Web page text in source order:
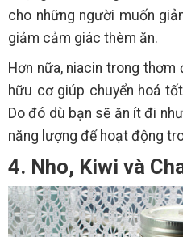
cho những người muốn
giảm cảm giác thèm ăn.
Hơn nữa, niacin trong
hữu cơ giúp chuyển hoá
Do đó dù bạn sẽ ăn ít đi
năng lượng để hoạt động
4. Nho, Kiwi và